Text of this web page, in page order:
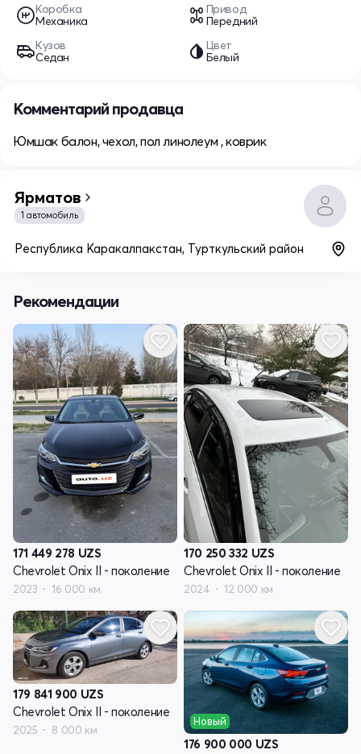
Коробка
Механика
Привод
Передний
Кузов
Седан
Цвет
Белый
Комментарий продавца
Юмшак балон, чехол, пол линолеум , коврик
Ярматов
1 автомобиль
Республика Каракалпакстан, Турткульский район
Рекомендации
171 449 278 UZS
Chevrolet Onix II - поколение
2023 16 000 км
170 250 332 UZS
Chevrolet Onix II - поколение
2024 12 000 км
179 841 900 UZS
Chevrolet Onix II - поколение
2025 8 000 км
Новый
176 900 000 UZS